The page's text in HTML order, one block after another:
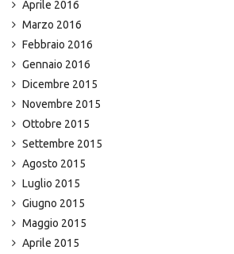
Aprile 2016
Marzo 2016
Febbraio 2016
Gennaio 2016
Dicembre 2015
Novembre 2015
Ottobre 2015
Settembre 2015
Agosto 2015
Luglio 2015
Giugno 2015
Maggio 2015
Aprile 2015